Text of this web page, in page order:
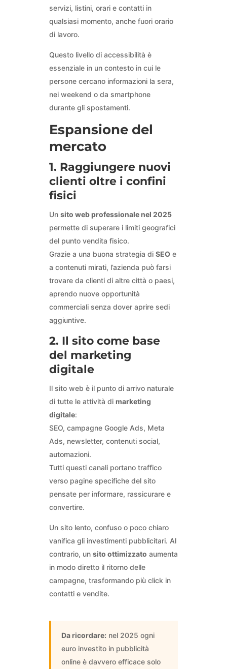
servizi, listini, orari e contatti in
qualsiasi momento, anche fuori orario
di lavoro.
Questo livello di accessibilità è
essenziale in un contesto in cui le
persone cercano informazioni la sera,
nei weekend o da smartphone
durante gli spostamenti.
Espansione del
mercato
1. Raggiungere nuovi
clienti oltre i confini
fisici
Un sito web professionale nel 2025
permette di superare i limiti geografici
del punto vendita fisico.
Grazie a una buona strategia di SEOe
a contenuti mirati, l’azienda può farsi
trovare da clienti di altre città o paesi,
aprendo nuove opportunità
commerciali senza dover aprire sedi
aggiuntive.
2. Il sito come base
del marketing
digitale
Il sito web è il punto di arrivo naturale
di tutte le attività di marketing
digitale:
SEO, campagne Google Ads, Meta
Ads, newsletter, contenuti social,
automazioni.
Tutti questi canali portano traffico
verso pagine specifiche del sito
pensate per informare, rassicurare e
convertire.
Un sito lento, confuso o poco chiaro
vanifica gli investimenti pubblicitari. Al
contrario, un sito ottimizzato aumenta
in modo diretto il ritorno delle
campagne, trasformando più click in
contatti e vendite.
Da ricordare:nel 2025 ogni
euro investito in pubblicità
online è davvero efficace solo